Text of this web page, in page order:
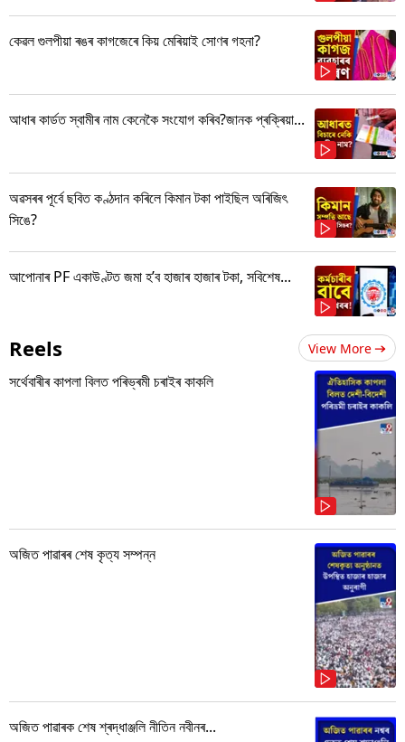
কেৱল গুলপীয়া ৰঙৰ কাগজেৰে কিয় মেৰিয়াই সোণৰ গহনা?
আধাৰ কাৰ্ডত স্বামীৰ নাম কেনেকৈ সংযোগ কৰিব?জানক প্ৰক্ৰিয়া...
অৱসৰৰ পূৰ্বে ছবিত কণ্ঠদান কৰিলে কিমান টকা পাইছিল অৰিজিৎ
সিঙে?
আপোনাৰ PF একাউণ্টত জমা হ’ব হাজাৰ হাজাৰ টকা, সবিশেষ...
Reels View More
সৰ্থেবাৰীৰ কাপলা বিলত পৰিভ্ৰমী চৰাইৰ কাকলি
অজিত পাৱাৰৰ শেষ কৃত্য সম্পন্ন
অজিত পাৱাৰক শেষ শ্ৰদ্ধাঞ্জলি নীতিন নবীনৰ...